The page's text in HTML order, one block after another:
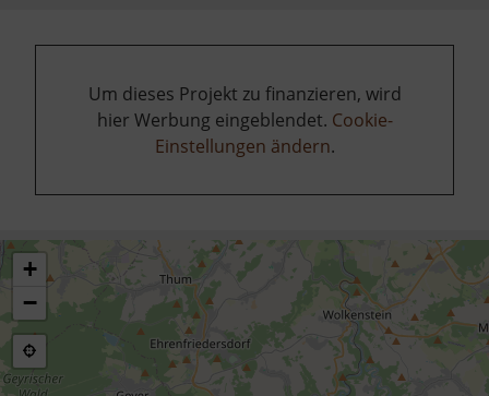
Um dieses Projekt zu finanzieren, wird
hier Werbung eingeblendet. Cookie-
Einstellungen ändern.
+
−